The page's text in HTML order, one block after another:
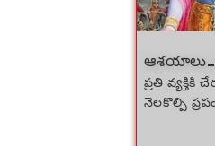
ప్రతి
నెలకొల్పి